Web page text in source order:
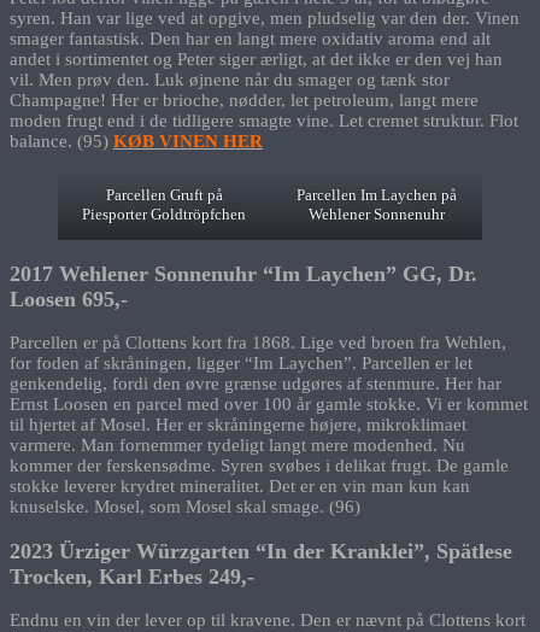
syren. Han var lige ved at opgive, men pludselig var den der. Vinen
smager fantastisk. Den har en langt mere oxidativ aroma end alt
andet i sortimentet og Peter siger ærligt, at det ikke er den vej han
vil. Men prøv den. Luk øjnene når du smager og tænk stor
Champagne! Her er brioche, nødder, let petroleum, langt mere
moden frugt end i de tidligere smagte vine. Let cremet struktur. Flot
balance. (95) KØB VINEN HER
Parcellen Gruft på
Piesporter Goldtröpfchen
Parcellen Im Laychen på
Wehlener Sonnenuhr
2017 Wehlener Sonnenuhr “Im Laychen” GG, Dr.
Loosen 695,-
Parcellen er på Clottens kort fra 1868. Lige ved broen fra Wehlen,
for foden af skråningen, ligger “Im Laychen”. Parcellen er let
genkendelig, fordi den øvre grænse udgøres af stenmure. Her har
Ernst Loosen en parcel med over 100 år gamle stokke. Vi er kommet
til hjertet af Mosel. Her er skråningerne højere, mikroklimaet
varmere. Man fornemmer tydeligt langt mere modenhed. Nu
kommer der ferskensødme. Syren svøbes i delikat frugt. De gamle
stokke leverer krydret mineralitet. Det er en vin man kun kan
knuselske. Mosel, som Mosel skal smage. (96)
2023 Ürziger Würzgarten “In der Kranklei”, Spätlese
Trocken, Karl Erbes 249,-
Endnu en vin der lever op til kravene. Den er nævnt på Clottens kort